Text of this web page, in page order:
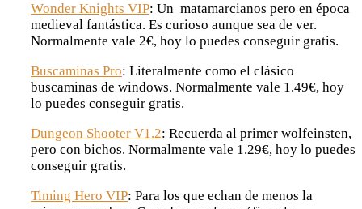
Wonder Knights VIP: Un matamarcianos pero en época
medieval fantástica. Es curioso aunque sea de ver.
Normalmente vale 2€, hoy lo puedes conseguir gratis.
Buscaminas Pro: Literalmente como el clásico
buscaminas de windows. Normalmente vale 1.49€, hoy
lo puedes conseguir gratis.
Dungeon Shooter V1.2: Recuerda al primer wolfeinsten,
pero con bichos. Normalmente vale 1.29€, hoy lo puedes
conseguir gratis.
Timing Hero VIP: Para los que echan de menos la